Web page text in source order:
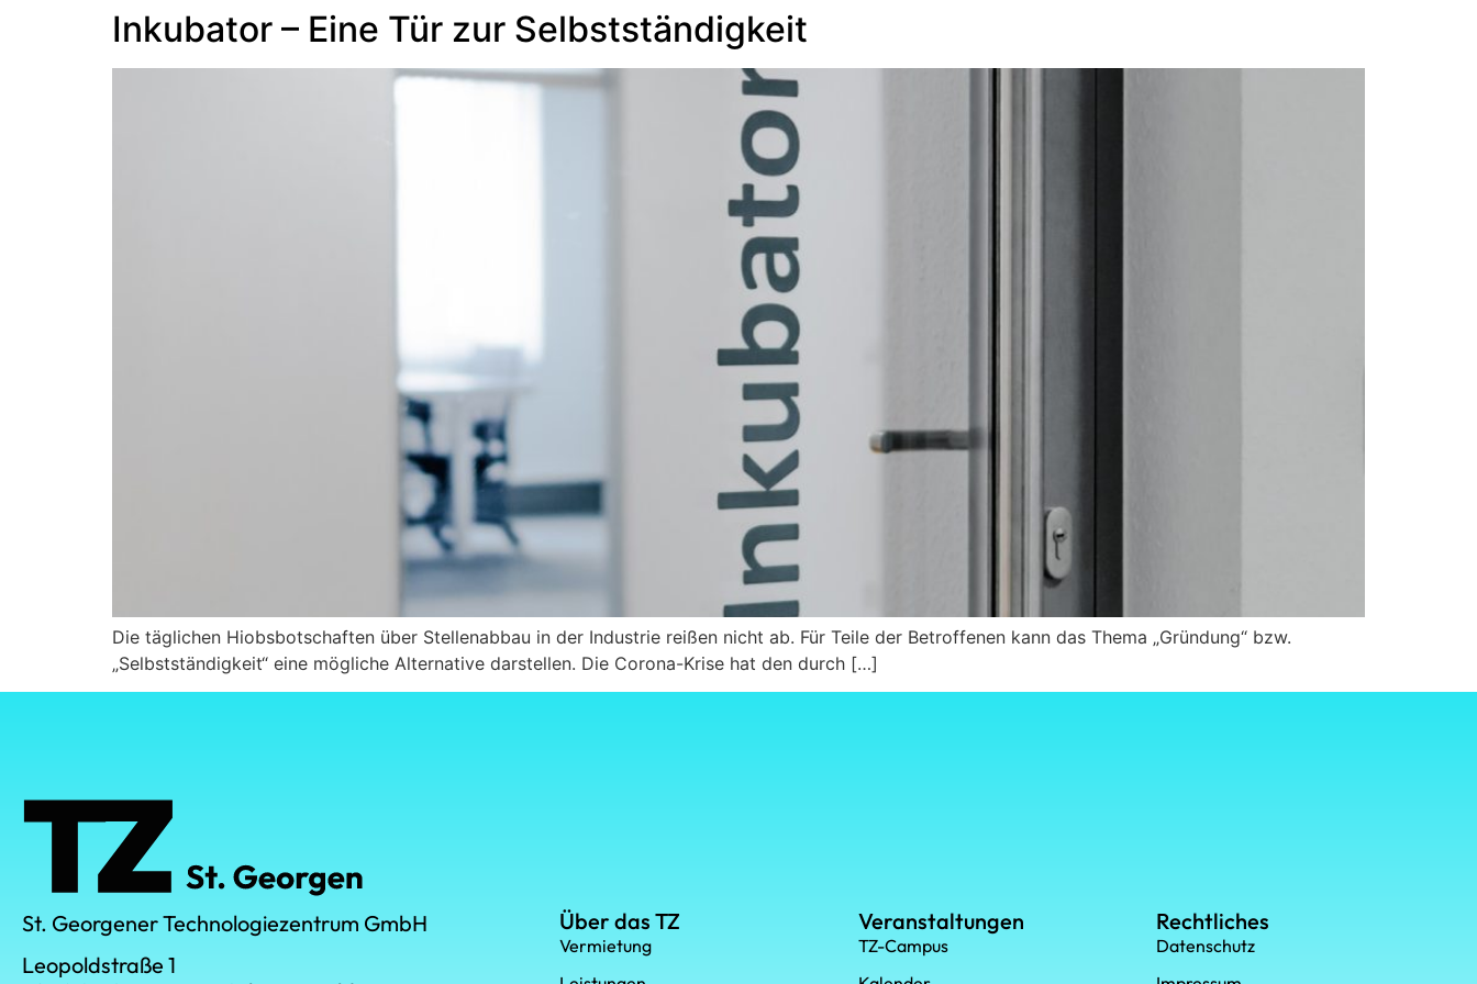
Inkubator – Eine Tür zur Selbstständigkeit
Die täglichen Hiobsbotschaften über Stellenabbau in der Industrie reißen nicht ab. Für Teile der Betroffenen kann das Thema „Gründung“ bzw.
„Selbstständigkeit“ eine mögliche Alternative darstellen. Die Corona-Krise hat den durch […]
St. Georgener Technologiezentrum GmbH
Leopoldstraße 1
Über das TZ
Vermietung
Veranstaltungen
TZ-Campus
Rechtliches
Datenschutz